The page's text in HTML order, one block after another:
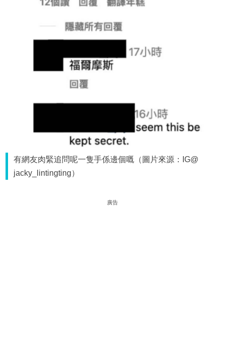
有網友肉緊追問呢一隻手係邊個嘅（圖片來源：IG@
jacky_lintingting）
廣告